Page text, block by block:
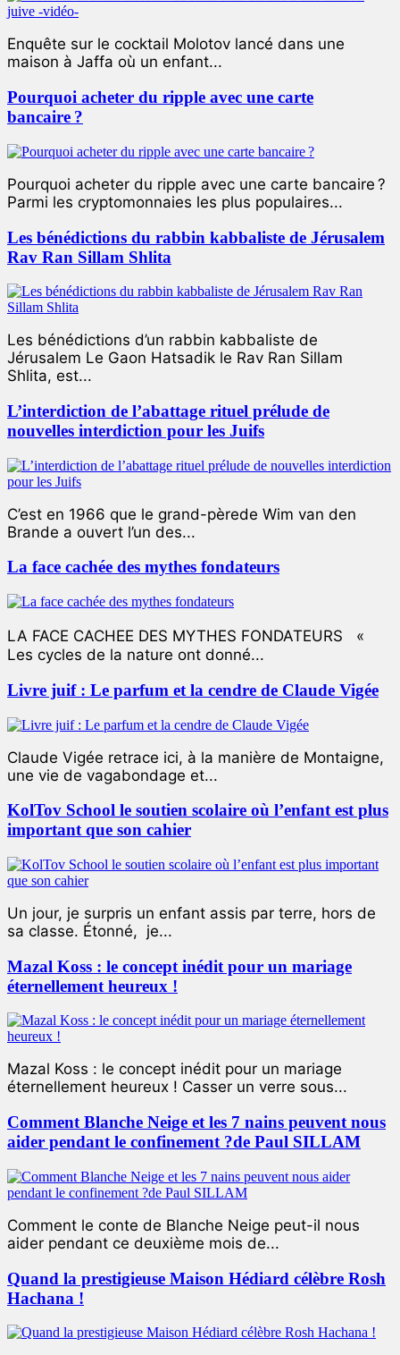
Enquête sur le cocktail Molotov lancé dans une
maison à Jaffa où un enfant...
Pourquoi acheter du ripple avec une carte
bancaire ?
Pourquoi acheter du ripple avec une carte bancaire ?
Parmi les cryptomonnaies les plus populaires...
Les bénédictions du rabbin kabbaliste de Jérusalem
Rav Ran Sillam Shlita
Les bénédictions d’un rabbin kabbaliste de
Jérusalem Le Gaon Hatsadik le Rav Ran Sillam
Shlita, est...
L’interdiction de l’abattage rituel prélude de
nouvelles interdiction pour les Juifs
C’est en 1966 que le grand-pèrede Wim van den
Brande a ouvert l’un des...
La face cachée des mythes fondateurs
LA FACE CACHEE DES MYTHES FONDATEURS «
Les cycles de la nature ont donné...
Livre juif : Le parfum et la cendre de Claude Vigée
Claude Vigée retrace ici, à la manière de Montaigne,
une vie de vagabondage et...
KolTov School le soutien scolaire où l’enfant est plus
important que son cahier
Un jour, je surpris un enfant assis par terre, hors de
sa classe. Étonné, je...
Mazal Koss : le concept inédit pour un mariage
éternellement heureux !
Mazal Koss : le concept inédit pour un mariage
éternellement heureux ! Casser un verre sous...
Comment Blanche Neige et les 7 nains peuvent nous
aider pendant le confinement ?de Paul SILLAM
Comment le conte de Blanche Neige peut-il nous
aider pendant ce deuxième mois de...
Quand la prestigieuse Maison Hédiard célèbre Rosh
Hachana !